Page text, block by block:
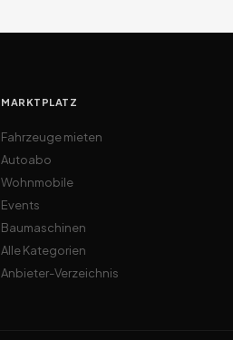
MARKTPLATZ
Fahrzeuge mieten
Autoabo
Wohnmobile
Events
Baumaschinen
Alle Kategorien
Anbieter-Verzeichnis